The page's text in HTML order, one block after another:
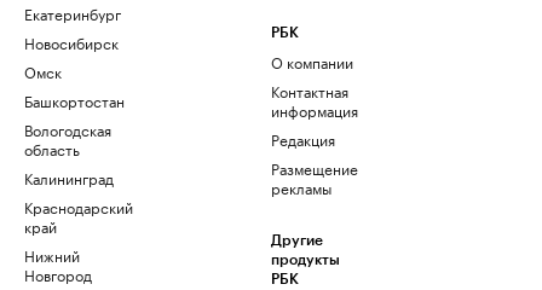
Екатеринбург
Новосибирск
Омск
Башкортостан
Вологодская
область
Калининград
Краснодарский
край
Нижний
Новгород
РБК
О компании
Контактная
информация
Редакция
Размещение
рекламы
Другие
продукты
РБК